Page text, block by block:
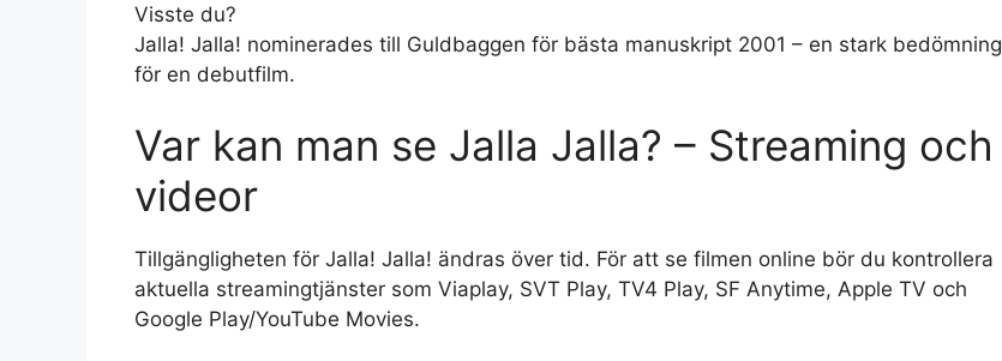
Visste du?
Jalla! Jalla! nominerades till Guldbaggen för bästa manuskript 2001 – en stark bedömning
för en debutfilm.
Var kan man se Jalla Jalla? – Streaming och
videor
Tillgängligheten för Jalla! Jalla! ändras över tid. För att se filmen online bör du kontrollera
aktuella streamingtjänster som Viaplay, SVT Play, TV4 Play, SF Anytime, Apple TV och
Google Play/YouTube Movies.